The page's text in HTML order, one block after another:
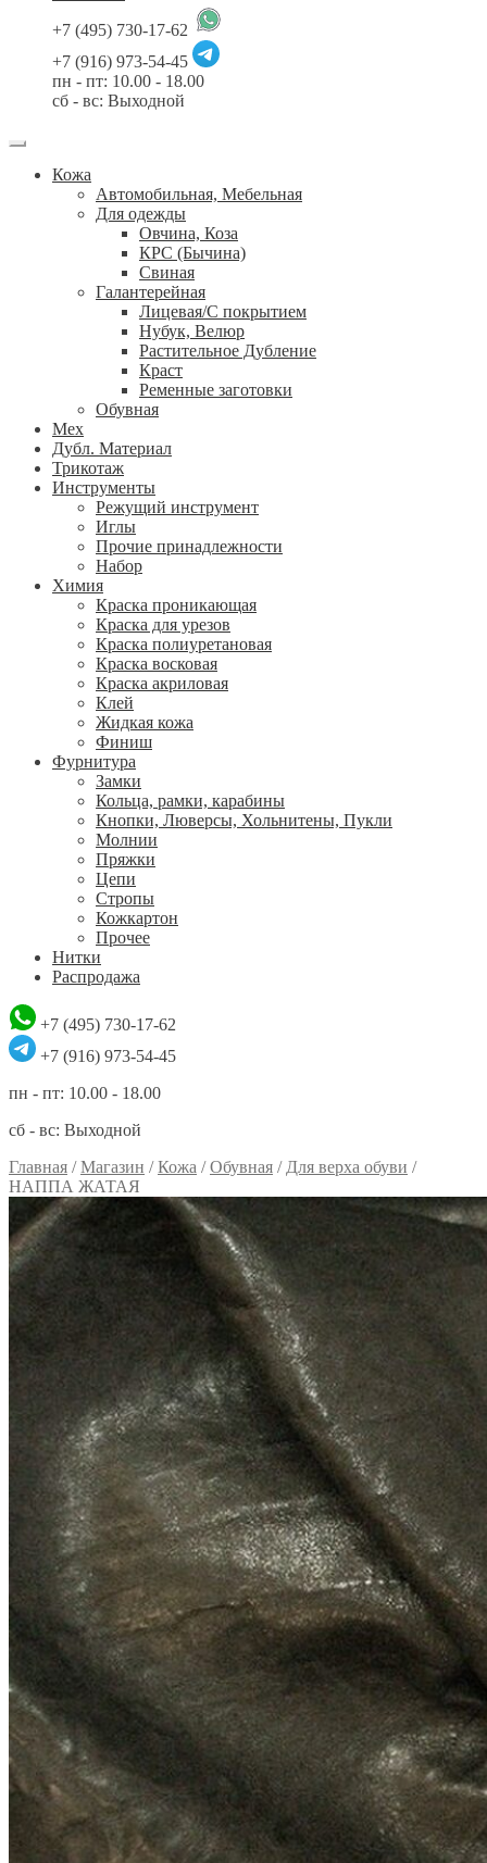
+7 (495) 730-17-62
+7 (916) 973-54-45
пн - пт: 10.00 - 18.00
сб - вс: Выходной
Кожа
Автомобильная, Мебельная
Для одежды
Овчина, Коза
КРС (Бычина)
Свиная
Галантерейная
Лицевая/С покрытием
Нубук, Велюр
Растительное Дубление
Краст
Ременные заготовки
Обувная
Мех
Дубл. Материал
Трикотаж
Инструменты
Режущий инструмент
Иглы
Прочие принадлежности
Набор
Химия
Краска проникающая
Краска для урезов
Краска полиуретановая
Краска восковая
Краска акриловая
Клей
Жидкая кожа
Финиш
Фурнитура
Замки
Кольца, рамки, карабины
Кнопки, Люверсы, Хольнитены, Пукли
Молнии
Пряжки
Цепи
Стропы
Кожкартон
Прочее
Нитки
Распродажа
+7 (495) 730-17-62
+7 (916) 973-54-45
пн - пт: 10.00 - 18.00
сб - вс: Выходной
Главная /Магазин /Кожа /Обувная / Для верха обуви /
НАППА ЖАТАЯ